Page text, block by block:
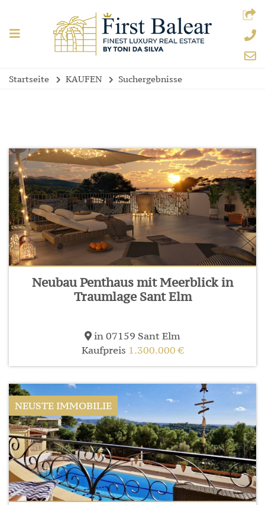
Startseite KAUFEN Suchergebnisse
Neubau Penthaus mit Meerblick in
Traumlage Sant Elm
in 07159 Sant Elm
Kaufpreis 1.300.000 €
NEUSTE IMMOBILIE